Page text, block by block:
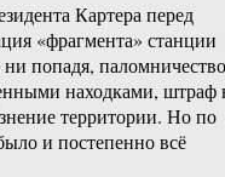
Картера перед
«фрагмента» станции
попадя, паломничество
находками, штраф
территории. Но по
и постепенно всё